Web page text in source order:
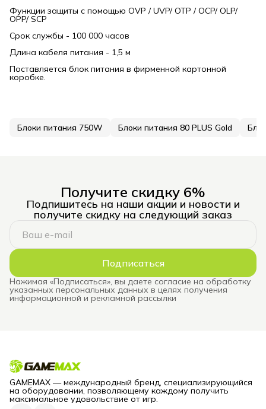
Функции защиты с помощью OVP / UVP/ OTP / OCP/ OLP/
OPP/ SCP
Срок службы - 100 000 часов
Длина кабеля питания - 1,5 м
Поставляется блок питания в фирменной картонной
коробке.
Блоки питания 750W Блоки питания 80 PLUS Gold
Получите скидку 6%
Подпишитесь на наши акции и новости и
получите скидку на следующий заказ
Подписаться
Нажимая «Подписаться», вы даете согласие на обработку
указанных персональных данных в целях получения
информационной и рекламной рассылки
GAMEMAX — международный бренд, специализирующийся
на оборудовании, позволяющему каждому получить
максимальное удовольствие от игр.